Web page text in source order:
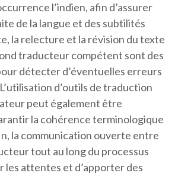
l’indien, afin d’assurer
de la langue et des subtilités
la relecture et la révision du texte
traducteur compétent sont des
détecter d’éventuelles erreurs
d’outils de traduction
peut également être
la cohérence terminologique
la communication ouverte entre
tout au long du processus
les attentes et d’apporter des